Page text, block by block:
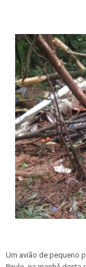
Um avião de pequeno